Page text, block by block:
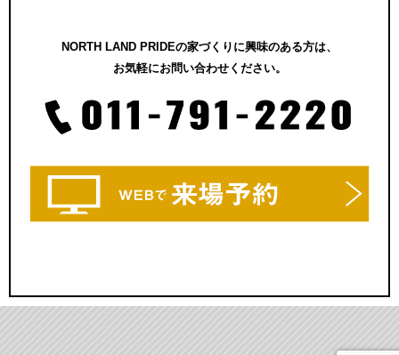
NORTH LAND PRIDEの家づくりに興味のある方は、
お気軽にお問い合わせください。